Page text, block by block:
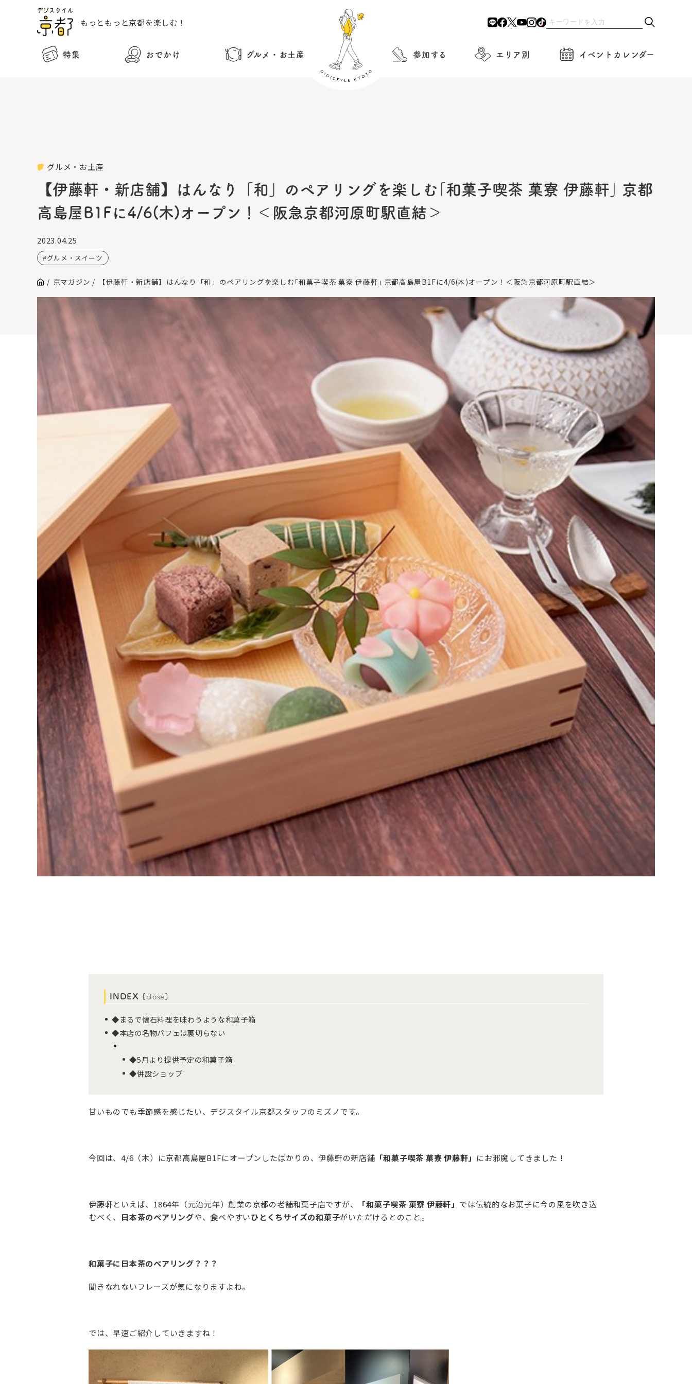
もっともっと京都を楽しむ！
特集 おでかけ グルメ・お土産 参加する エリア別 イベントカレンダー
グルメ・お土産
【伊藤軒・新店舗】はんなり「和」のペアリングを楽しむ｢和菓子喫茶 菓寮 伊藤軒｣ 京都
高島屋B1Fに4/6(木)オープン！＜阪急京都河原町駅直結＞
2023.04.25
グルメ・スイーツ
京マガジン 【伊藤軒・新店舗】はんなり「和」のペアリングを楽しむ｢和菓子喫茶 菓寮 伊藤軒｣ 京都高島屋B1Fに4/6(木)オープン！＜阪急京都河原町駅直結＞
INDEX [close ]
◆まるで懐石料理を味わうような和菓子箱
◆本店の名物パフェは裏切らない
◆5月より提供予定の和菓子箱
◆併設ショップ
甘いものでも季節感を感じたい、デジスタイル京都スタッフのミズノです。
今回は、4/6（木）に京都高島屋B1Fにオープンしたばかりの、伊藤軒の新店舗 「和菓子喫茶 菓寮 伊藤軒」 にお邪魔してきました！
伊藤軒といえば、1864年（元治元年）創業の京都の老舗和菓子店ですが、 「和菓子喫茶 菓寮 伊藤軒」 では伝統的なお菓子に今の風を吹き込
むべく、 日本茶のペアリングや、食べやすいひとくちサイズの和菓子がいただけるとのこと。
和菓子に日本茶のペアリング？？？
聞きなれないフレーズが気になりますよね。
では、早速ご紹介していきますね！